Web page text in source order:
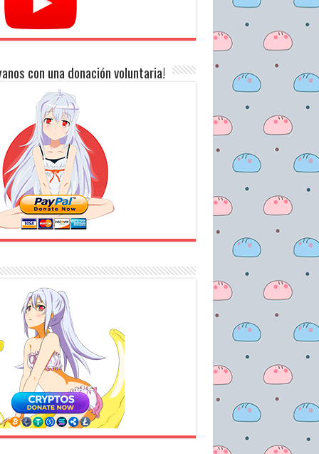
con una donación voluntaria!